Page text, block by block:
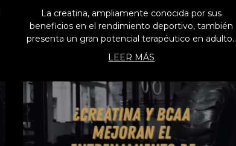
La creatina, ampliamente conocida por sus
beneficios en el rendimiento deportivo, también
presenta un gran potencial terapéutico en adultos
mayores.
LEER MÁS